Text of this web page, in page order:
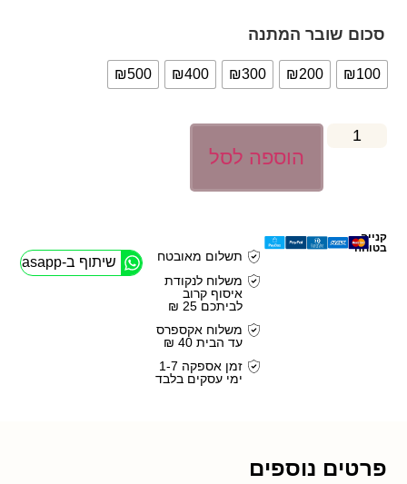
סכום שובר המתנה
₪100
₪200
₪300
₪400
₪500
הוספה לסל
קנייה
בטוחה
תשלום מאובטח
משלוח לנקודת
איסוף קרוב
לביתכם 25 ₪
משלוח אקספרס
עד הבית 40 ₪
זמן אספקה 1-7
ימי עסקים בלבד
שיתוף ב-Whasapp
פרטים נוספים